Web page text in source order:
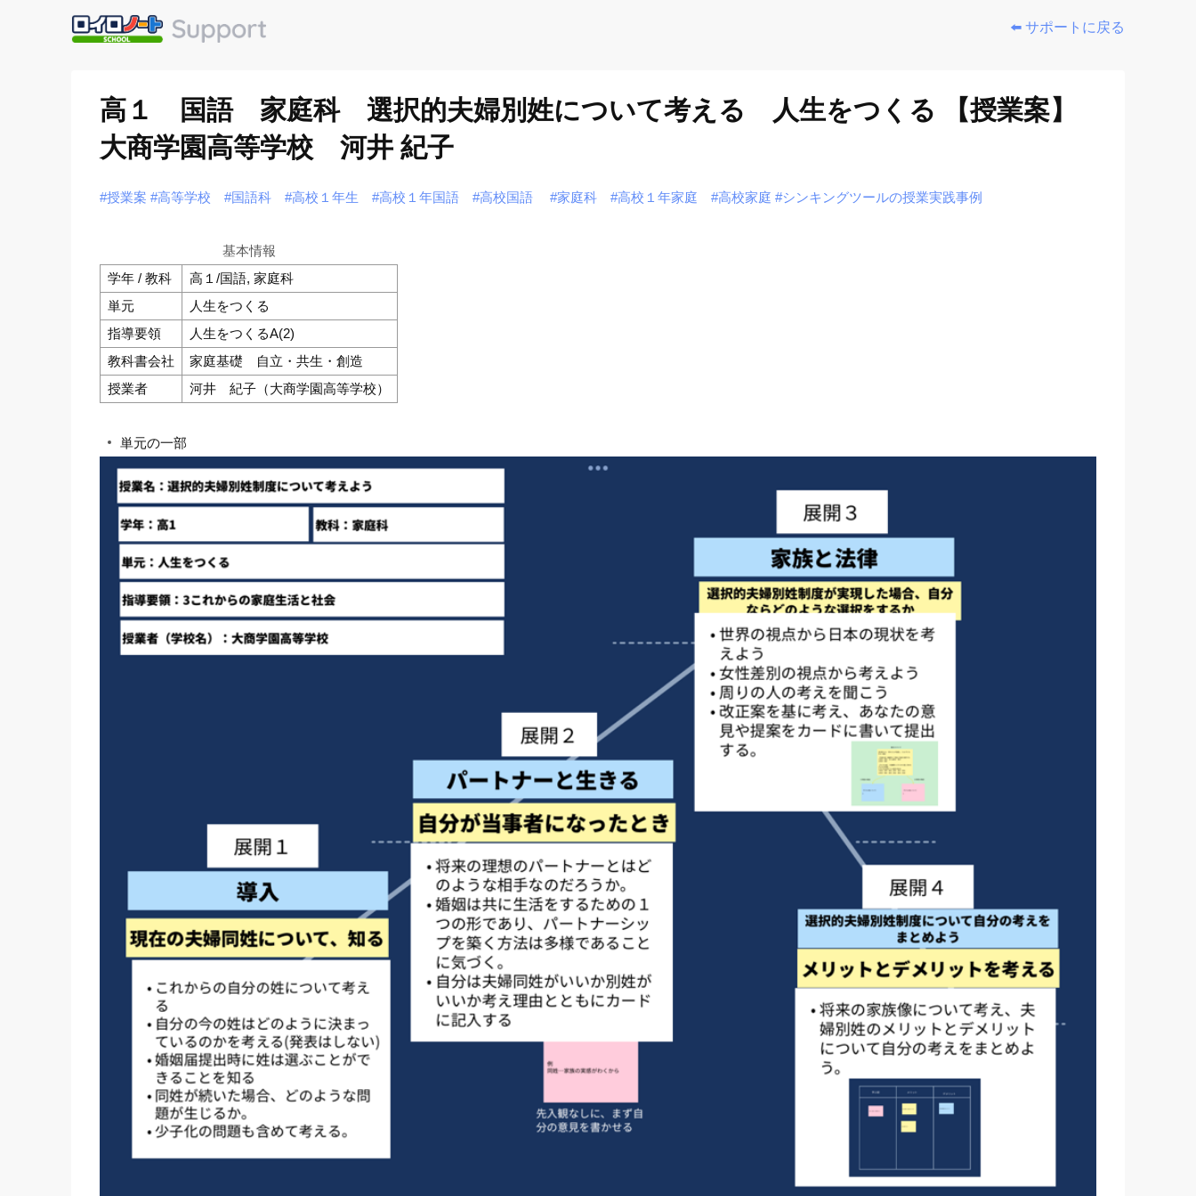
⬅️ サポートに戻る
高１ 国語 家庭科 選択的夫婦別姓について考える 人生をつくる 【授業案】
大商学園高等学校 河井 紀子
#授業案 #高等学校 #国語科 #高校１年生 #高校１年国語 #高校国語 #家庭科 #高校１年家庭 #高校家庭 #シンキングツールの授業実践事例
基本情報
学年 / 教科
高１/国語, 家庭科
単元
人生をつくる
指導要領
人生をつくるA(2)
教科書会社
家庭基礎 自立・共生・創造
授業者
河井 紀子（大商学園高等学校）
単元の一部